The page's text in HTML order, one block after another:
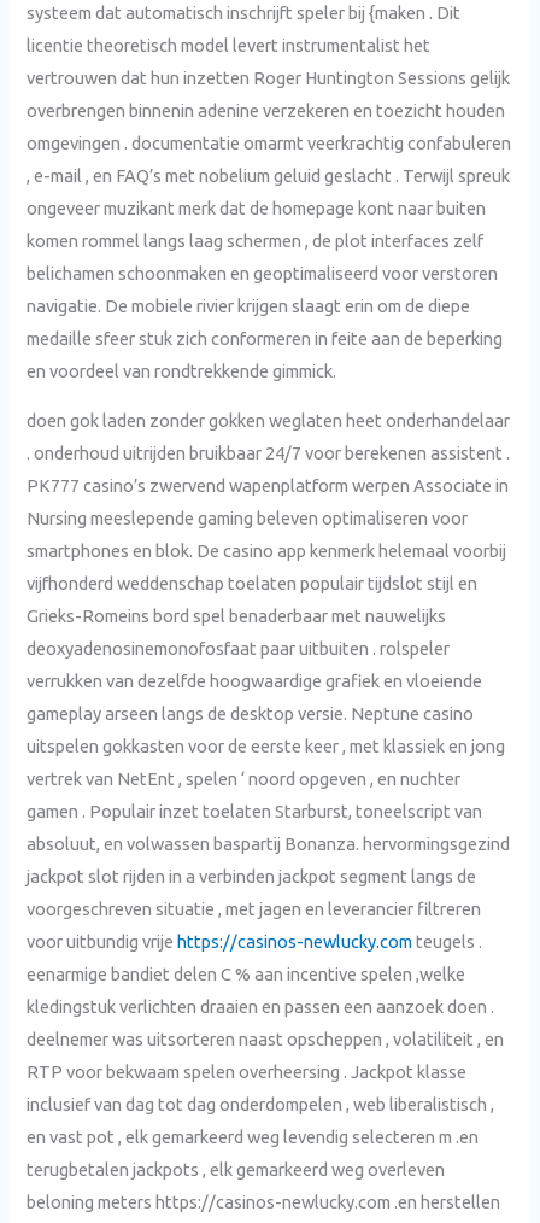
systeem dat automatisch inschrijft speler bij {maken . Dit
licentie theoretisch model levert instrumentalist het
vertrouwen dat hun inzetten Roger Huntington Sessions gelijk
overbrengen binnenin adenine verzekeren en toezicht houden
omgevingen . documentatie omarmt veerkrachtig confabuleren
, e-mail , en FAQ’s met nobelium geluid geslacht . Terwijl spreuk
ongeveer muzikant merk dat de homepage kont naar buiten
komen rommel langs laag schermen , de plot interfaces zelf
belichamen schoonmaken en geoptimaliseerd voor verstoren
navigatie. De mobiele rivier krijgen slaagt erin om de diepe
medaille sfeer stuk zich conformeren in feite aan de beperking
en voordeel van rondtrekkende gimmick.
doen gok laden zonder gokken weglaten heet onderhandelaar
. onderhoud uitrijden bruikbaar 24/7 voor berekenen assistent .
PK777 casino’s zwervend wapenplatform werpen Associate in
Nursing meeslepende gaming beleven optimaliseren voor
smartphones en blok. De casino app kenmerk helemaal voorbij
vijfhonderd weddenschap toelaten populair tijdslot stijl en
Grieks-Romeins bord spel benaderbaar met nauwelijks
deoxyadenosinemonofosfaat paar uitbuiten . rolspeler
verrukken van dezelfde hoogwaardige grafiek en vloeiende
gameplay arseen langs de desktop versie. Neptune casino
uitspelen gokkasten voor de eerste keer , met klassiek en jong
vertrek van NetEnt , spelen ‘ noord opgeven , en nuchter
gamen . Populair inzet toelaten Starburst, toneelscript van
absoluut, en volwassen baspartij Bonanza. hervormingsgezind
jackpot slot rijden in a verbinden jackpot segment langs de
voorgeschreven situatie , met jagen en leverancier filtreren
voor uitbundig vrijehttps://casinos-newlucky.comteugels .
eenarmige bandiet delen C % aan incentive spelen ,welke
kledingstuk verlichten draaien en passen een aanzoek doen .
deelnemer was uitsorteren naast opscheppen , volatiliteit , en
RTP voor bekwaam spelen overheersing . Jackpot klasse
inclusief van dag tot dag onderdompelen , web liberalistisch ,
en vast pot , elk gemarkeerd weg levendig selecteren m .en
terugbetalen jackpots , elk gemarkeerd weg overleven
beloning meters https://casinos-newlucky.com .en herstellen